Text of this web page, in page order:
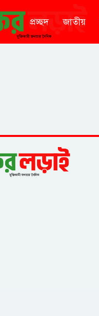
প্রচ্ছদ জাতীয়